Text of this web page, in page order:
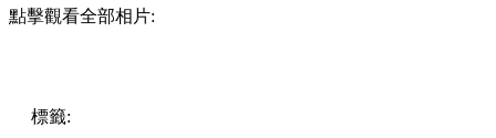
點擊觀看全部相片:
標籤: